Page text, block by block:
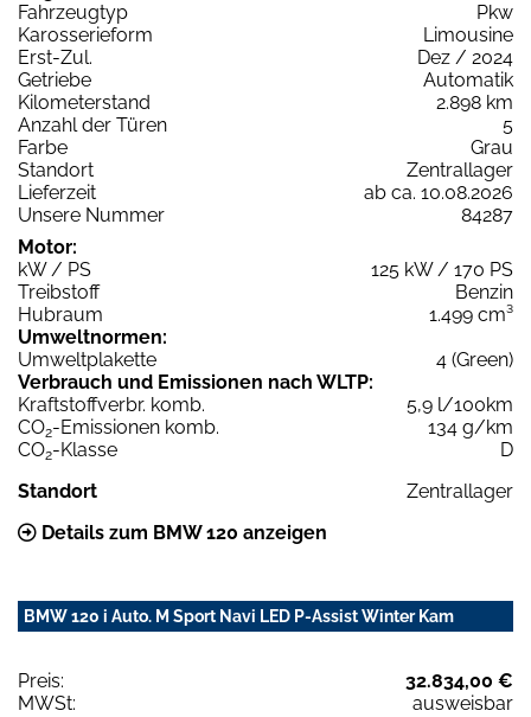
Fahrzeugtyp
Pkw
Karosserieform
Limousine
Erst-Zul.
Dez / 2024
Getriebe
Automatik
Kilometerstand
2.898 km
Anzahl der Türen
5
Farbe
Grau
Standort
Zentrallager
Lieferzeit
ab ca. 10.08.2026
Unsere Nummer
84287
Motor:
kW / PS
125 kW / 170 PS
Treibstoff
Benzin
Hubraum
1.499 cm³
Umweltnormen:
Umweltplakette
4 (Green)
Verbrauch und Emissionen nach WLTP:
Kraftstoffverbr. komb.
5,9 l/100km
CO2-Emissionen komb.
134 g/km
CO2-Klasse
D
Standort
Zentrallager
Details zum BMW 120 anzeigen
BMW 120 i Auto. M Sport Navi LED P-Assist Winter Kam
Preis:
32.834,00 €
MWSt:
ausweisbar